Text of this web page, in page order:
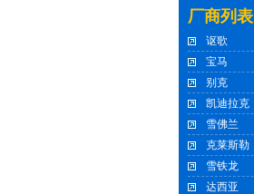
厂商列表
讴歌
宝马
别克
凯迪拉克
雪佛兰
克莱斯勒
雪铁龙
达西亚